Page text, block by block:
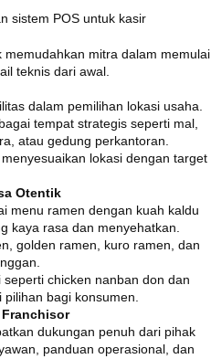
sistem POS untuk kasir
mitra dalam memulai
teknis dari awal.
dalam pemilihan lokasi usaha.
tempat strategis seperti mal,
atau gedung perkantoran.
lokasi dengan target
Otentik
menu ramen dengan kuah kaldu
kaya rasa dan menyehatkan.
golden ramen, kuro ramen, dan
chicken nanban don dan
bagi konsumen.
dukungan penuh dari pihak
panduan operasional, dan